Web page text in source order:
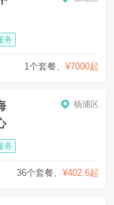
务
1个套餐 ¥7000起
杨浦区
务
36个套餐、 ¥402.6起